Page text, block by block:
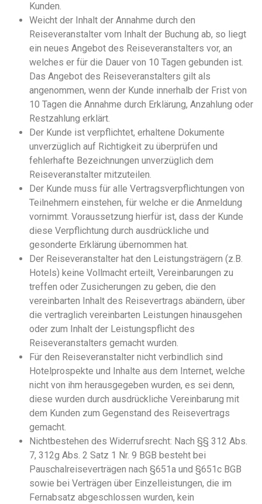
Kunden.
Weicht der Inhalt der Annahme durch den
Reiseveranstalter vom Inhalt der Buchung ab, so liegt
ein neues Angebot des Reiseveranstalters vor, an
welches er für die Dauer von 10 Tagen gebunden ist.
Das Angebot des Reiseveranstalters gilt als
angenommen, wenn der Kunde innerhalb der Frist von
10 Tagen die Annahme durch Erklärung, Anzahlung oder
Restzahlung erklärt.
Der Kunde ist verpflichtet, erhaltene Dokumente
unverzüglich auf Richtigkeit zu überprüfen und
fehlerhafte Bezeichnungen unverzüglich dem
Reiseveranstalter mitzuteilen.
Der Kunde muss für alle Vertragsverpflichtungen von
Teilnehmern einstehen, für welche er die Anmeldung
vornimmt. Voraussetzung hierfür ist, dass der Kunde
diese Verpflichtung durch ausdrückliche und
gesonderte Erklärung übernommen hat.
Der Reiseveranstalter hat den Leistungsträgern (z.B.
Hotels) keine Vollmacht erteilt, Vereinbarungen zu
treffen oder Zusicherungen zu geben, die den
vereinbarten Inhalt des Reisevertrags abändern, über
die vertraglich vereinbarten Leistungen hinausgehen
oder zum Inhalt der Leistungspflicht des
Reiseveranstalters gemacht wurden.
Für den Reiseveranstalter nicht verbindlich sind
Hotelprospekte und Inhalte aus dem Internet, welche
nicht von ihm herausgegeben wurden, es sei denn,
diese wurden durch ausdrückliche Vereinbarung mit
dem Kunden zum Gegenstand des Reisevertrags
gemacht.
Nichtbestehen des Widerrufsrecht: Nach §§ 312 Abs.
7, 312g Abs. 2 Satz 1 Nr. 9 BGB besteht bei
Pauschalreiseverträgen nach §651a und §651c BGB
sowie bei Verträgen über Einzelleistungen, die im
Fernabsatz abgeschlossen wurden, kein